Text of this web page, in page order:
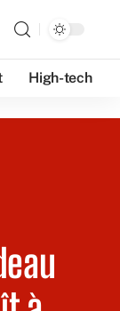
High-tech